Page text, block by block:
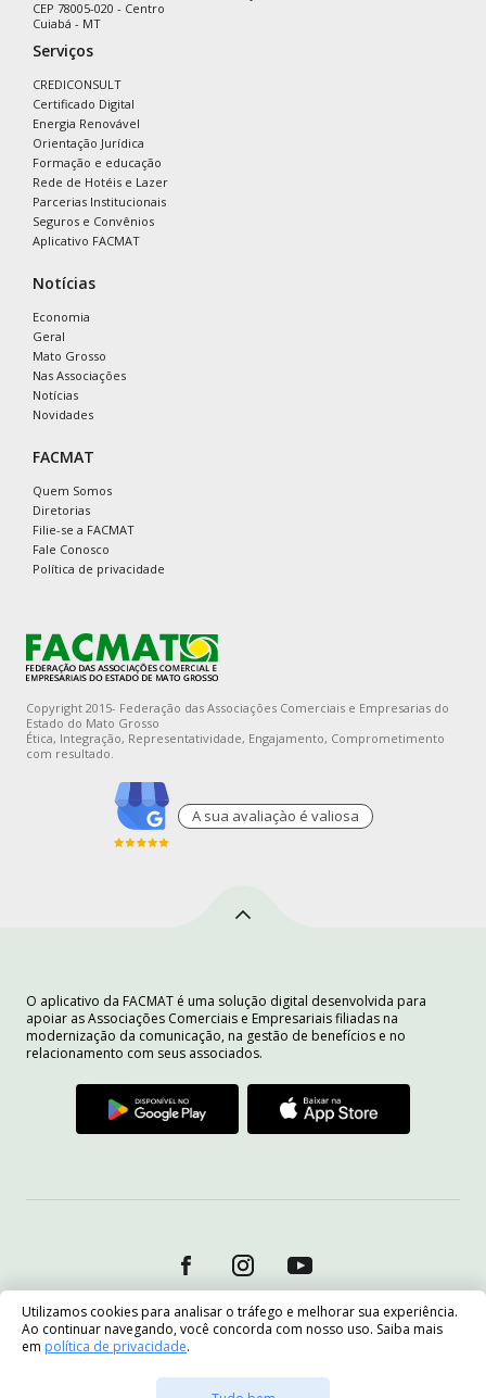
Utilizamos cookies para analisar o tráfego e melhorar sua experiência.
Ao continuar navegando, você concorda com nosso uso. Saiba mais
em política de privacidade.
CEP 78005-020 - Centro
Cuiabá - MT
Serviços
CREDICONSULT
Certificado Digital
Energia Renovável
Orientação Jurídica
Formação e educação
Rede de Hotéis e Lazer
Parcerias Institucionais
Seguros e Convênios
Aplicativo FACMAT
Notícias
Economia
Geral
Mato Grosso
Nas Associações
Notícias
Novidades
FACMAT
Quem Somos
Diretorias
Filie-se a FACMAT
Fale Conosco
Política de privacidade
Copyright 2015- Federação das Associações Comerciais e Empresarias do
Estado do Mato Grosso
Ética, Integração, Representatividade, Engajamento, Comprometimento
com resultado.
A sua avaliaçào é valiosa
O aplicativo da FACMAT é uma solução digital desenvolvida para
apoiar as Associações Comerciais e Empresariais filiadas na
modernização da comunicação, na gestão de benefícios e no
relacionamento com seus associados.